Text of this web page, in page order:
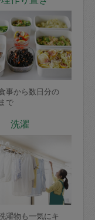
事から数日分の
で
洗濯
濯物も一気にキ